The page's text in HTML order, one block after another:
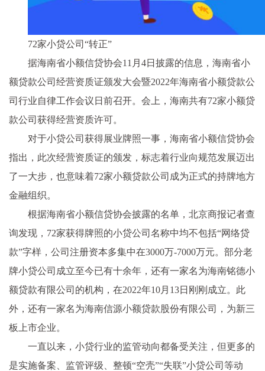
72家小贷公司“转正”
据海南省小额信贷协会11月4日披露的信息，海南省小
额贷款公司经营资质证颁发大会暨2022年海南省小额贷款公
司行业自律工作会议日前召开。会上，海南共有72家小额贷
款公司获得经营资质许可。
对于小贷公司获得展业牌照一事，海南省小额信贷协会
指出，此次经营资质证的颁发，标志着行业向规范发展迈出
了一大步，也意味着72家小额贷款公司成为正式的持牌地方
金融组织。
根据海南省小额信贷协会披露的名单，北京商报记者查
询发现，72家获得牌照的小贷公司名称中均不包括“网络贷
款”字样，公司注册资本多集中在3000万-7000万元。部分老
牌小贷公司成立至今已有十余年，还有一家名为海南铭德小
额贷款有限公司的机构，在2022年10月13日刚刚成立。此
外，还有一家名为海南信源小额贷款股份有限公司，为新三
板上市企业。
一直以来，小贷行业的监管动向都备受关注，但更多的
是实施备案、监管评级、整顿“空壳”“失联”小贷公司等动